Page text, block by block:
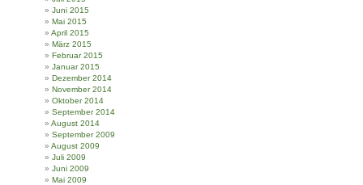
Juni 2015
Mai 2015
April 2015
März 2015
Februar 2015
Januar 2015
Dezember 2014
November 2014
Oktober 2014
September 2014
August 2014
September 2009
August 2009
Juli 2009
Juni 2009
Mai 2009